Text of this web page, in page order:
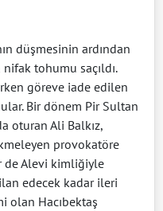
düşmesinin ardından
tohumu saçıldı.
göreve iade edilen
Bir dönem Pir Sultan
oturan Ali Balkız,
provokatöre
de Alevi kimliğiyle
edecek kadar ileri
olan Hacıbektaş